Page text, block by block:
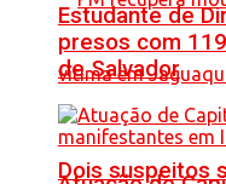
Dois suspeitos
Estudante de
presos com
de Salvador